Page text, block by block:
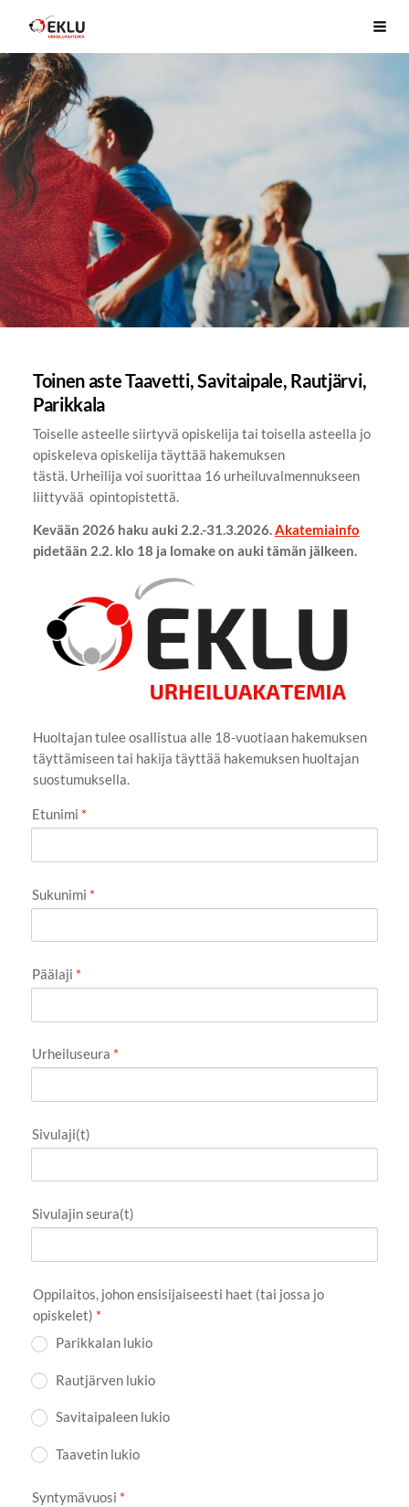
Siirry
sisältöön
Etelä-Karjalan Liikunta ja Urheilu ry
Toinen aste Taavetti, Savitaipale, Rautjärvi,
Parikkala
Toiselle asteelle siirtyvä opiskelija tai toisella asteella jo
opiskeleva opiskelija täyttää hakemuksen
tästä. Urheilija voi suorittaa 16 urheiluvalmennukseen
liittyvää opintopistettä.
Kevään 2026 haku auki 2.2.-31.3.2026. Akatemiainfo
pidetään 2.2. klo 18 ja lomake on auki tämän jälkeen.
Huoltajan tulee osallistua alle 18-vuotiaan hakemuksen
täyttämiseen tai hakija täyttää hakemuksen huoltajan
suostumuksella.
Etunimi *
Sukunimi *
Päälaji *
Urheiluseura *
Sivulaji(t)
Sivulajin seura(t)
Oppilaitos, johon ensisijaiseesti haet (tai jossa jo
opiskelet) *
Parikkalan lukio
Rautjärven lukio
Savitaipaleen lukio
Taavetin lukio
Syntymävuosi *